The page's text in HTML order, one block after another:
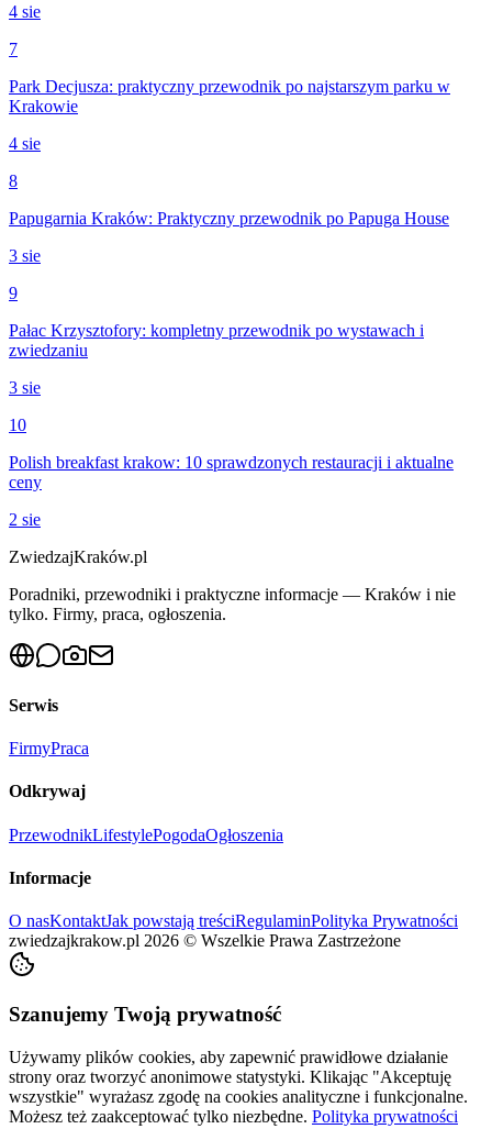
4 sie
7
Park Decjusza: praktyczny przewodnik po najstarszym parku w
Krakowie
4 sie
8
Papugarnia Kraków: Praktyczny przewodnik po Papuga House
3 sie
9
Pałac Krzysztofory: kompletny przewodnik po wystawach i
zwiedzaniu
3 sie
10
Polish breakfast krakow: 10 sprawdzonych restauracji i aktualne
ceny
2 sie
ZwiedzajKraków.pl
Poradniki, przewodniki i praktyczne informacje — Kraków i nie
tylko. Firmy, praca, ogłoszenia.
Serwis
FirmyPraca
Odkrywaj
PrzewodnikLifestylePogodaOgłoszenia
Informacje
O nasKontaktJak powstają treściRegulaminPolityka Prywatności
zwiedzajkrakow.pl 2026 © Wszelkie Prawa Zastrzeżone
Szanujemy Twoją prywatność
Używamy plików cookies, aby zapewnić prawidłowe działanie
strony oraz tworzyć anonimowe statystyki. Klikając "Akceptuję
wszystkie" wyrażasz zgodę na cookies analityczne i funkcjonalne.
Możesz też zaakceptować tylko niezbędne. Polityka prywatności